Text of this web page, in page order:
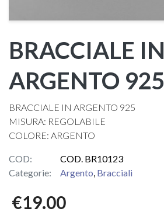
BRACCIALE IN
ARGENTO 925
BRACCIALE IN ARGENTO 925
MISURA: REGOLABILE
COLORE: ARGENTO
COD:
COD. BR10123
Categorie:
Argento Bracciali
€19.00